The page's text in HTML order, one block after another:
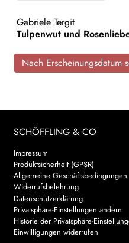
AKTUELLES
WEITERE VERLAGE
Search:
Gabriele Tergit
Tulpenwut und
Nach Erscheinungsdatum
SCHÖFFLING & CO
Impressum
Produktsicherheit (GPSR)
Allgemeine Geschäftsbedingungen
Widerrufsbelehrung
Datenschutzerklärung
Privatsphäre-Einstellungen ändern
Historie der Privatsphäre-
Einwilligungen widerrufen